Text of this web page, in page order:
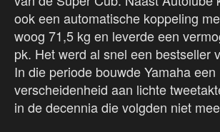
ook een automatische koppeling
woog 71,5 kg en leverde een
pk. Het werd al snel een bestseller
In die periode bouwde Yamaha een
verscheidenheid aan lichte
in de decennia die volgden niet